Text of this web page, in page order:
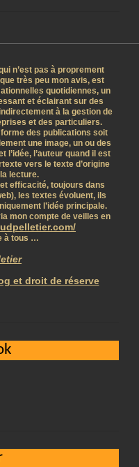
n’est pas à proprement
très peu mon avis, est
quotidiennes, un
et éclairant sur des
à la gestion de
et des particuliers.
forme des publications soit
une image, un ou des
l’idée, l’auteur quand il est
vers le texte d’origine
lecture.
efficacité, toujours dans
les textes évoluent, ils
l’idée principale.
mon compte de veilles en
à tous …
et droit de réserve